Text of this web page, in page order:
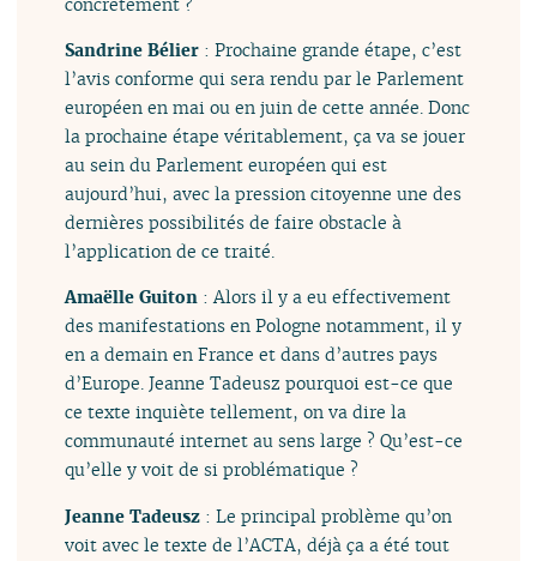
Sandrine Bélier : Prochaine grande étape, c’est
l’avis conforme qui sera rendu par le Parlement
européen en mai ou en juin de cette année. Donc
la prochaine étape véritablement, ça va se jouer
au sein du Parlement européen qui est
aujourd’hui, avec la pression citoyenne une des
dernières possibilités de faire obstacle à
l’application de ce traité.
Amaëlle Guiton : Alors il y a eu effectivement
des manifestations en Pologne notamment, il y
en a demain en France et dans d’autres pays
d’Europe. Jeanne Tadeusz pourquoi est-ce que
ce texte inquiète tellement, on va dire la
communauté internet au sens large ? Qu’est-ce
qu’elle y voit de si problématique ?
Jeanne Tadeusz : Le principal problème qu’on
voit avec le texte de l’ACTA, déjà ça a été tout